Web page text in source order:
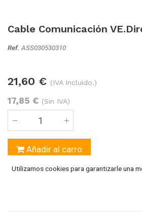
Cable Comunicación
Ref. ASS030530310
21,60 € (IVA Incluido.)
17,85 € (Sin IVA)
Añadir al carro
3 Unidades disponible
Utilizamos cookies para garantizarle una